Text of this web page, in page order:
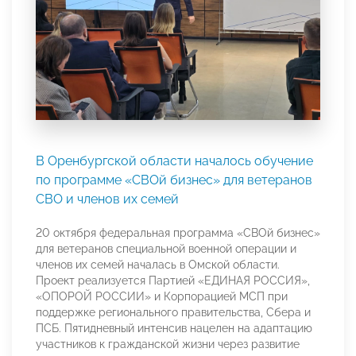
В Оренбургской области началось обучение
по программе «СВОй бизнес» для ветеранов
СВО и членов их семей
20 октября федеральная программа «СВОй бизнес»
для ветеранов специальной военной операции и
членов их семей началась в Омской области.
Проект реализуется Партией «ЕДИНАЯ РОССИЯ»,
«ОПОРОЙ РОССИИ» и Корпорацией МСП при
поддержке регионального правительства, Сбера и
ПСБ. Пятидневный интенсив нацелен на адаптацию
участников к гражданской жизни через развитие